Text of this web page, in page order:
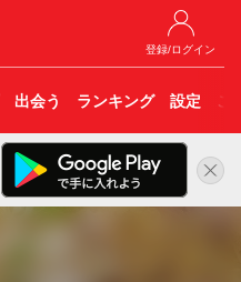
登録/ログイン
出会う ランキング 設定 こ